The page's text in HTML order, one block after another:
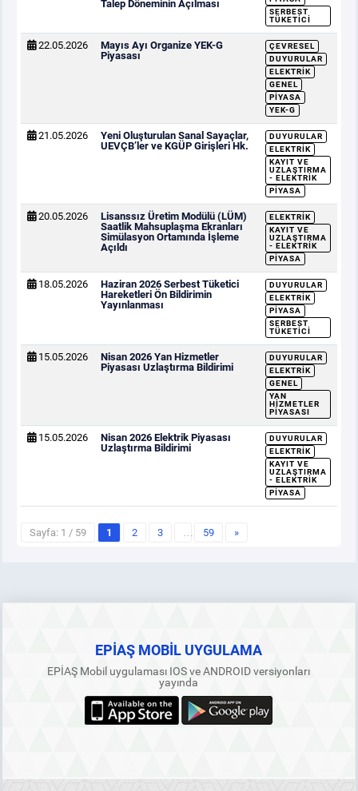
Talep Döneminin Açılması
SERBEST
TÜKETICI
22.05.2026
Mayıs Ayı Organize YEK-G
Piyasası
ÇEVRESEL
DUYURULAR
ELEKTRIK
GENEL
PIYASA
YEK-G
21.05.2026
Yeni Oluşturulan Sanal Sayaçlar,
UEVÇB’ler ve KGÜP Girişleri Hk.
DUYURULAR
ELEKTRIK
KAYIT VE
UZLAŞTIRMA
- ELEKTRIK
PIYASA
20.05.2026
Lisanssız Üretim Modülü (LÜM)
Saatlik Mahsuplaşma Ekranları
Simülasyon Ortamında İşleme
Açıldı
ELEKTRIK
KAYIT VE
UZLAŞTIRMA
- ELEKTRIK
PIYASA
18.05.2026
Haziran 2026 Serbest Tüketici
Hareketleri Ön Bildirimin
Yayınlanması
DUYURULAR
ELEKTRIK
PIYASA
SERBEST
TÜKETICI
15.05.2026
Nisan 2026 Yan Hizmetler
Piyasası Uzlaştırma Bildirimi
DUYURULAR
ELEKTRIK
GENEL
YAN
HIZMETLER
PIYASASI
15.05.2026
Nisan 2026 Elektrik Piyasası
Uzlaştırma Bildirimi
DUYURULAR
ELEKTRIK
KAYIT VE
UZLAŞTIRMA
- ELEKTRIK
PIYASA
Sayfa: 1 / 59 1 2 3 … 59 »
EPİAŞ MOBİL UYGULAMA
EPİAŞ Mobil uygulaması IOS ve ANDROID versiyonları
yayında